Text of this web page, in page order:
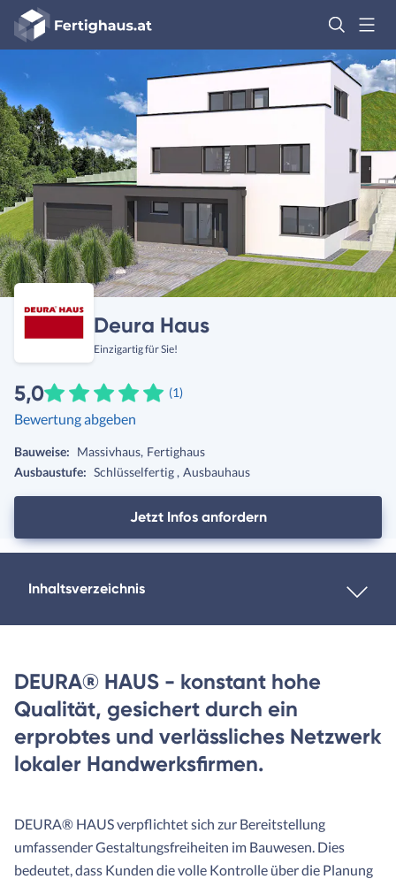
Fertighaus
Logo
Anmelden
Deura Haus
Einzigartig für Sie!
5,0 (1)
Bewertung abgeben
Bauweise: Massivhaus Fertighaus
Ausbaustufe: Schlüsselfertig Ausbauhaus
Jetzt Infos anfordern
Inhaltsverzeichnis
DEURA® HAUS - konstant hohe
Qualität, gesichert durch ein
erprobtes und verlässliches Netzwerk
lokaler Handwerksfirmen.
DEURA® HAUS verpflichtet sich zur Bereitstellung
umfassender Gestaltungsfreiheiten im Bauwesen. Dies
bedeutet, dass Kunden die volle Kontrolle über die Planung